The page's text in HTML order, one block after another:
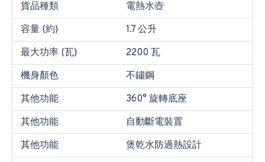
貨品種類
電熱水壺
容量 (約)
1.7 公升
最大功率 (瓦)
2200 瓦
機身顏色
不鏽鋼
其他功能
360° 旋轉底座
其他功能
自動斷電裝置
其他功能
煲乾水防過熱設計